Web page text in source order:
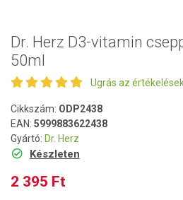
Dr. Herz D3-vitamin
50ml
Ugrás az
Cikkszám: ODP2438
EAN: 5999883622438
Gyártó: Dr. Herz
Készleten
2 395 Ft